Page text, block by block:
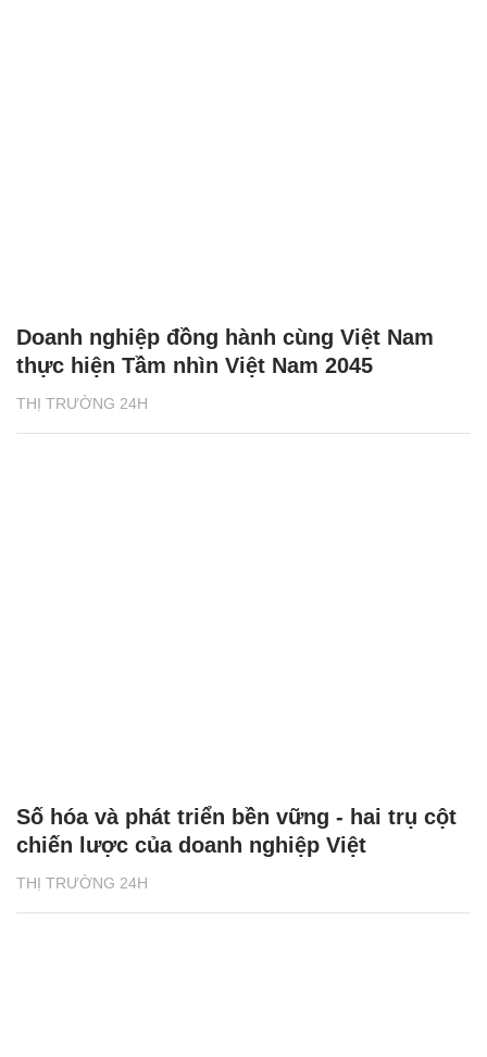
THỊ TRƯỜNG 24H
Doanh nghiệp đồng hành cùng Việt Nam
thực hiện Tầm nhìn Việt Nam 2045
THỊ TRƯỜNG 24H
Số hóa và phát triển bền vững - hai trụ cột
chiến lược của doanh nghiệp Việt